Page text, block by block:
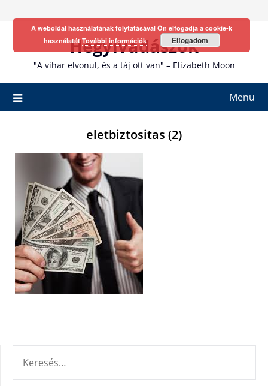
Hegyivadászok
"A vihar elvonul, és a táj ott van" – Elizabeth Moon
Menu
eletbiztositas (2)
A weboldal használatának folytatásával Ön elfogadja a cookie-k
használatátTovábbi információk Elfogadom